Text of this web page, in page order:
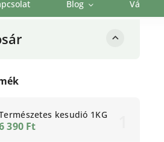
Blog
kesudió 1KG
390 Ft